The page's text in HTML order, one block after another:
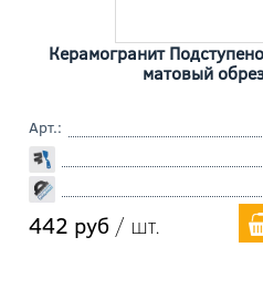
Керамогранит
матовый
Арт.:
442 руб / шт.